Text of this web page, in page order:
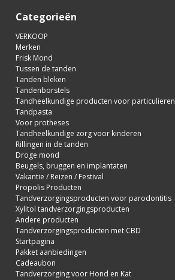
Categorieën
VERKOOP
Merken
Frisk Mond
Tussen de tanden
Tanden bleken
Tandenborstels
Tandheelkundige producten voor particulieren
Tandpasta
Voor protheses
Tandheelkundige zorg voor kinderen
Rillingen in de tanden
Droge mond
Beugels, bruggen en implantaten
Vakantie / Reizen / Festival
Propolis Producten
Tandverzorgingsproducten voor parodontitis
Xylitol tandverzorgingsproducten
Andere producten
Tandverzorgingsproducten met CBD
Startpagina
Pakket aanbiedingen
Cadeaubon
Tandverzorging voor Hond en Kat